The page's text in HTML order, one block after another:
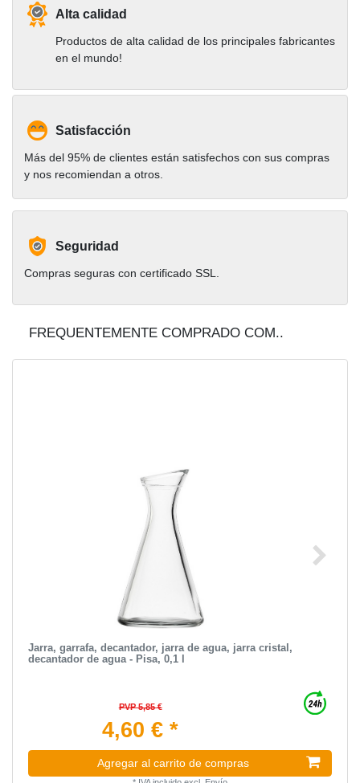
Alta calidad
Productos de alta calidad de los principales fabricantes
en el mundo!
Satisfacción
Más del 95% de clientes están satisfechos con sus compras
y nos recomiendan a otros.
Seguridad
Compras seguras con certificado SSL.
FREQUENTEMENTE COMPRADO COM..
Jarra, garrafa, decantador, jarra de agua, jarra cristal,
decantador de agua - Pisa, 0,1 l
PVP 5,85 €
4,60 € *
Agregar al carrito de compras